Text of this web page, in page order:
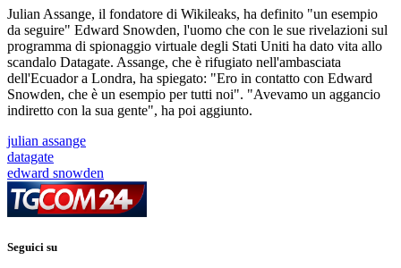
Julian Assange, il fondatore di Wikileaks, ha definito "un esempio
da seguire" Edward Snowden, l'uomo che con le sue rivelazioni sul
programma di spionaggio virtuale degli Stati Uniti ha dato vita allo
scandalo Datagate. Assange, che è rifugiato nell'ambasciata
dell'Ecuador a Londra, ha spiegato: "Ero in contatto con Edward
Snowden, che è un esempio per tutti noi". "Avevamo un aggancio
indiretto con la sua gente", ha poi aggiunto.
julian assange
datagate
edward snowden
Seguici su